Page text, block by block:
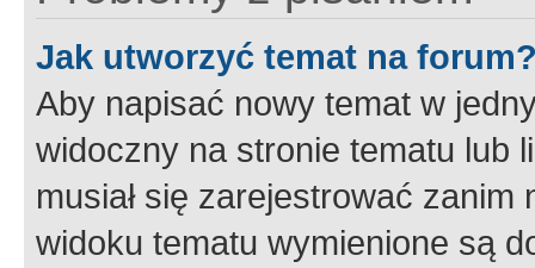
Jak utworzyć temat na
Aby napisać nowy temat w
widoczny na stronie tematu lub
musiał się zarejestrować
widoku tematu wymienione są